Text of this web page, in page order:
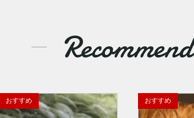
Recommend